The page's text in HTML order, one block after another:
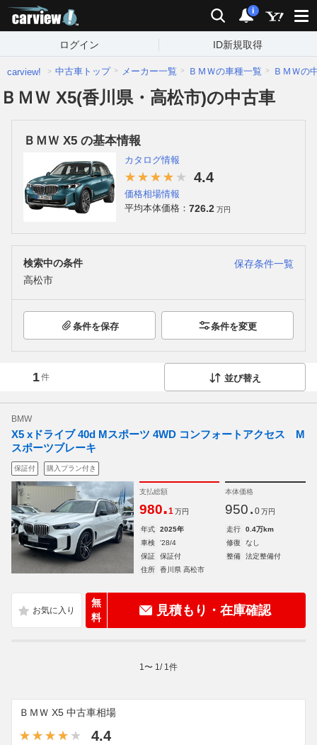
検索 通知
i
ログイン ID新規取得
carview! 中古車トップ メーカー一覧 ＢＭＷの車種一覧 ＢＭＷの
ＢＭＷ X5(香川県・高松市)の中古車
ＢＭＷ X5 の基本情報
カタログ情報
4.4
価格相場情報
平均本体価格： 726.2 万円
検索中の条件
保存条件一覧
高松市
条件を保存 条件を変更
1件 並び替え
BMW
X5 xドライブ 40d Mスポーツ 4WD コンフォートアクセス M
スポーツブレーキ
保証付 購入プラン付き
支払総額
980.1 万円
本体価格
950. 0 万円
年式 2025年 走行
0.4万km
車検
'28/4 修復
なし
保証
保証付 整備
法定整備付
住所
香川県 高松市
無
料
見積もり・在庫確認
1 〜 1 / 1 件
ＢＭＷ X5 中古車相場
4.4